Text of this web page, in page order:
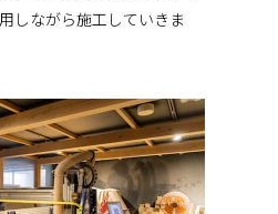
しながら施工していきま